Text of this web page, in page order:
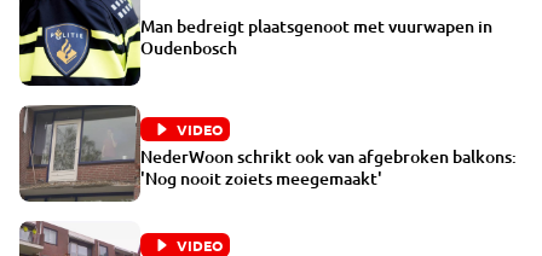
Man bedreigt plaatsgenoot met vuurwapen in
Oudenbosch
VIDEO
NederWoon schrikt ook van afgebroken balkons:
'Nog nooit zoiets meegemaakt'
VIDEO